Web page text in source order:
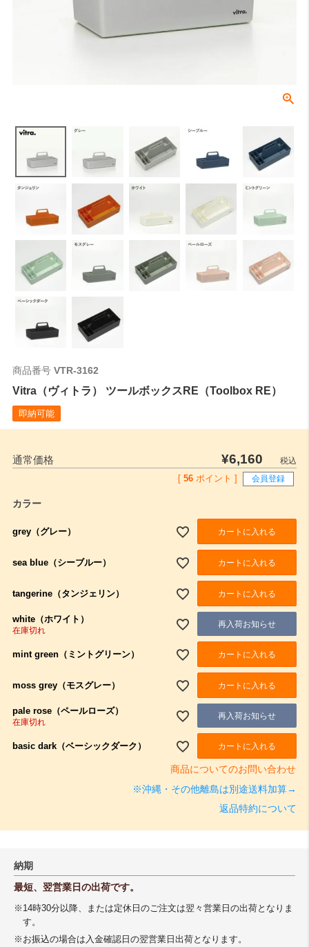
商品番号 VTR-3162
Vitra（ヴィトラ） ツールボックスRE（Toolbox RE）
即納可能
通常価格 ¥6,160
税込
[ 56 ポイント ] 会員登録
カラー
grey（グレー） カートに入れる
sea blue（シーブルー） カートに入れる
tangerine（タンジェリン） カートに入れる
white（ホワイト）
在庫切れ
再入荷お知らせ
mint green（ミントグリーン） カートに入れる
moss grey（モスグレー） カートに入れる
pale rose（ペールローズ）
在庫切れ
再入荷お知らせ
basic dark（ベーシックダーク） カートに入れる
商品についてのお問い合わせ
※沖縄・その他離島は別途送料加算→
返品特約について
納期
最短、翌営業日の出荷です。
※14時30分以降、または定休日のご注文は翌々営業日の出荷となりま
す。
※お振込の場合は入金確認日の翌営業日出荷となります。